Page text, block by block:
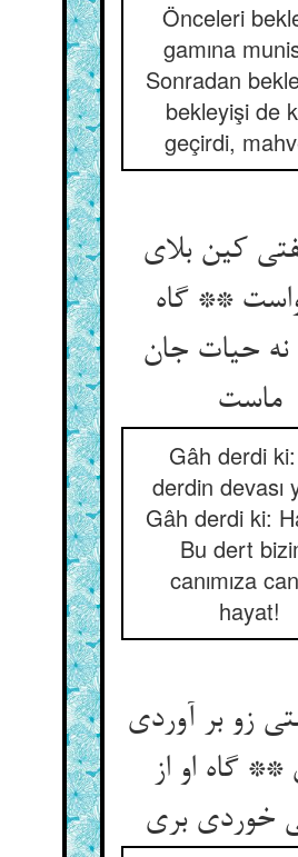
Önceleri
gamına
Sonradan
bekleyişi de
geçirdi,
کین بلای
** گاه
نه حیات جان
ماست
Gâh derdi
derdin
Gâh derdi ki:
Bu dert
canımıza
hayat!
زو بر آوردی
گاه او از
خوردی بری